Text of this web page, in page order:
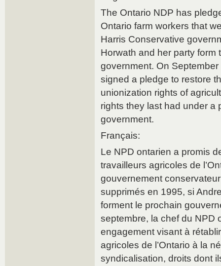
The Ontario NDP has
Ontario farm workers that
Harris Conservative
Horwath and her party form
government. On
signed a pledge to restore
unionization rights of
rights they last had under a
government.
Français:
Le NPD ontarien a promis
travailleurs agricoles de
gouvernement
supprimés en 1995, si
forment le prochain
septembre, la chef du NPD
engagement visant à
agricoles de l’Ontario à la
syndicalisation, droits dont